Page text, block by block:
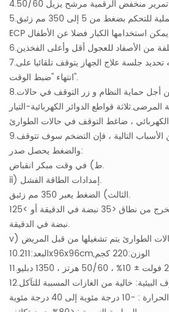
5.مفتاح واحد العملية للتحكم بضغط من 5 إلى 350 مم زئبق.Omay
ECP يمكن استخدامها الكبار فضلا عن الأطفال
7.الموقت هو منصوص عليه تحديد جلسة علاج الجهاز يتوقف تلقائيا على
انتهاء "ضبط الوقت".
8.القواطع سوف تحفيز من أجل حماية النظام و زر التوقف في حالات
قواطع الدوائر الكهربائية-التيار
9.في حال وجود أي من الأسباب التالية ، فإن التضخم سوف تتوقف
والضغط يحصل صدر:
ط) في وقت مبكر انقباض.
ii) إمدادات الطاقة الفشل.
الثالث) الضغط يعبر 350 مم زئبق.
د) معدل ضربات القلب يخرج من نطاق <35 نبضة في الدقيقة أو >125
نبضة في الدقيقة.
10.البعد:211x96x96cm,الوزن:220 كجم